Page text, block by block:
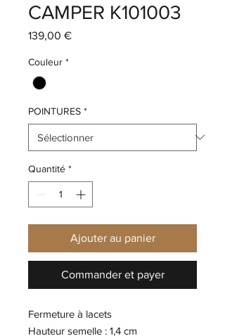
CAMPER K101003
139,00 €Prix
Couleur *
POINTURES *
Quantité *
Ajouter au panier
Commander et payer
Fermeture à lacets
Hauteur semelle : 1,4 cm